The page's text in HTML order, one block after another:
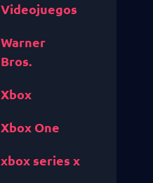
Videojuegos
Warner
Bros.
Xbox
Xbox One
xbox series x